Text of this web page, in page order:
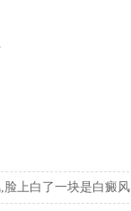
上白了一块是白癜风